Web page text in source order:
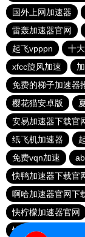
国外上网加速器
雷轰加速器官网
起飞vpppn
十
xfcc旋风加速
免费的梯子加速器
樱花猫安卓版
安易加速器下载官
纸飞机加速器
免费vqn加速
快鸭加速器下载官
啊哈加速器官网下
快柠檬加速器官网
快鸭加速器下载官